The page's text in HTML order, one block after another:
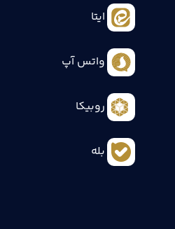
ایتا
واتس آپ
روبیکا
بله